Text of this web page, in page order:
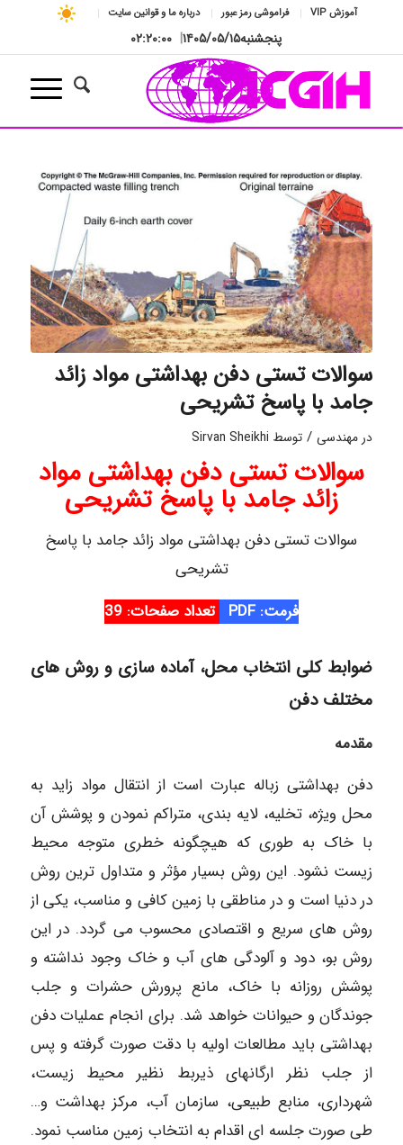
آموزش VIP فراموشی رمز عبور درباره ما و قوانین سایت
پنجشنبه۱۴۰۵/۰۵/۱۵| ۰۲:۲۰:۰۱
سوالات تستی دفن بهداشتی مواد زائد
جامد با پاسخ تشریحی
در مهندسی / توسط Sirvan Sheikhi
سوالات تستی دفن بهداشتی مواد
زائد جامد با پاسخ تشریحی
سوالات تستی دفن بهداشتی مواد زائد جامد با پاسخ
تشریحی
فرمت: PDF
تعداد صفحات: 39
ضوابط کلی انتخاب محل، آماده سازی و روش های
مختلف دفن
مقدمه
دفن بهداشتی زباله عبارت است از انتقال مواد زاید به
محل ویژه، تخلیه، لایه بندی، متراکم نمودن و پوشش آن
با خاک به طوری که هیچگونه خطری متوجه محیط
زیست نشود. این روش بسیار مؤثر و متداول ترین روش
در دنیا است و در مناطقی با زمین کافی و مناسب، یکی از
روش های سریع و اقتصادی محسوب می گردد. در این
روش بو، دود و آلودگی های آب و خاک وجود نداشته و
پوشش روزانه با خاک، مانع پرورش حشرات و جلب
جوندگان و حیوانات خواهد شد. برای انجام عملیات دفن
بهداشتی باید مطالعات اولیه با دقت صورت گرفته و پس
از جلب نظر ارگانهای ذیربط نظیر محیط زیست،
شهرداری، منابع طبیعی، سازمان آب، مرکز بهداشت و…
طی صورت جلسه ای اقدام به انتخاب زمین مناسب نمود.